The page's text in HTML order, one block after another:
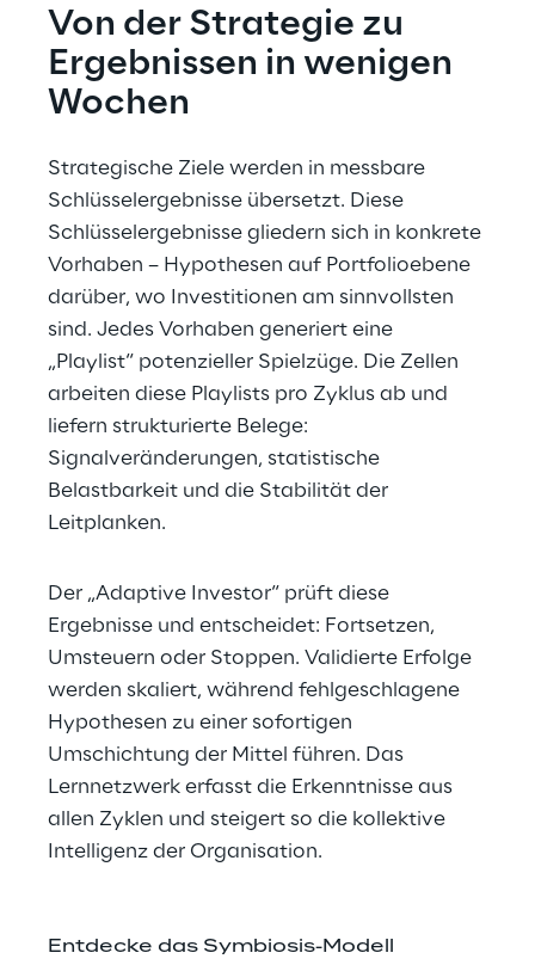
Von der Strategie zu
Ergebnissen in wenigen
Wochen
Strategische Ziele werden in messbare
Schlüsselergebnisse übersetzt. Diese
Schlüsselergebnisse gliedern sich in konkrete
Vorhaben – Hypothesen auf Portfolioebene
darüber, wo Investitionen am sinnvollsten
sind. Jedes Vorhaben generiert eine
„Playlist“ potenzieller Spielzüge. Die Zellen
arbeiten diese Playlists pro Zyklus ab und
liefern strukturierte Belege:
Signalveränderungen, statistische
Belastbarkeit und die Stabilität der
Leitplanken.
Der „Adaptive Investor“ prüft diese
Ergebnisse und entscheidet: Fortsetzen,
Umsteuern oder Stoppen. Validierte Erfolge
werden skaliert, während fehlgeschlagene
Hypothesen zu einer sofortigen
Umschichtung der Mittel führen. Das
Lernnetzwerk erfasst die Erkenntnisse aus
allen Zyklen und steigert so die kollektive
Intelligenz der Organisation.
Entdecke das Symbiosis-Modell